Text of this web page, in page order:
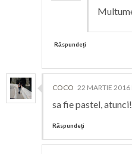
Răspundeți
COCO 22 MARTIE 2016
sa fie pastel, atunci!
Răspundeți